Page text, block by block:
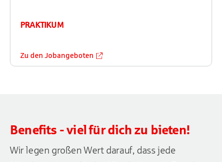
PRAKTIKUM
Zu den Jobangeboten
Benefits - viel für dich zu bieten!
Wir legen großen Wert darauf, dass jede